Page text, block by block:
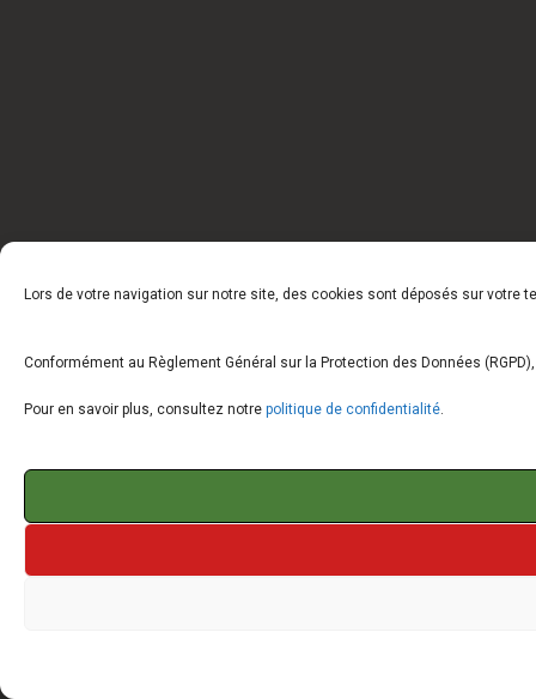
Lors de votre navigation sur notre site, des cookies sont déposés sur votre
Conformément au Règlement Général sur la Protection des Données
Pour en savoir plus, consultez notre politique de confidentialité.